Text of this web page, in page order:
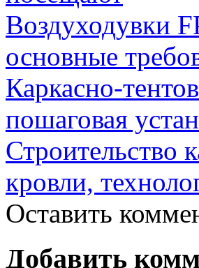
Воздуходувки
основные
Каркасно-
пошаговая
Строительство
кровли,
Оставить
Добавить